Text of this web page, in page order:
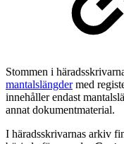
Stommen i
mantalslängdermed
innehåller endast
annat dokumentmaterial.
I häradsskrivarnas arkiv